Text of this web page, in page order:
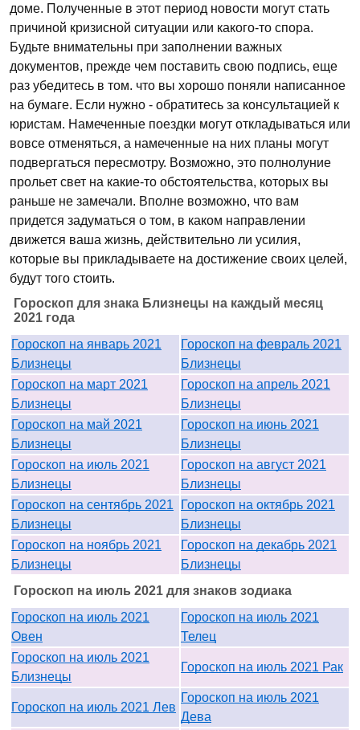
доме. Полученные в этот период новости могут стать
причиной кризисной ситуации или какого-то спора.
Будьте внимательны при заполнении важных
документов, прежде чем поставить свою подпись, еще
раз убедитесь в том. что вы хорошо поняли написанное
на бумаге. Если нужно - обратитесь за консультацией к
юристам. Намеченные поездки могут откладываться или
вовсе отменяться, а намеченные на них планы могут
подвергаться пересмотру. Возможно, это полнолуние
прольет свет на какие-то обстоятельства, которых вы
раньше не замечали. Вполне возможно, что вам
придется задуматься о том, в каком направлении
движется ваша жизнь, действительно ли усилия,
которые вы прикладываете на достижение своих целей,
будут того стоить.
Гороскоп для знака Близнецы на каждый месяц
2021 года
Гороскоп на январь 2021
Близнецы
Гороскоп на февраль 2021
Близнецы
Гороскоп на март 2021
Близнецы
Гороскоп на апрель 2021
Близнецы
Гороскоп на май 2021
Близнецы
Гороскоп на июнь 2021
Близнецы
Гороскоп на июль 2021
Близнецы
Гороскоп на август 2021
Близнецы
Гороскоп на сентябрь 2021
Близнецы
Гороскоп на октябрь 2021
Близнецы
Гороскоп на ноябрь 2021
Близнецы
Гороскоп на декабрь 2021
Близнецы
Гороскоп на июль 2021 для знаков зодиака
Гороскоп на июль 2021
Овен
Гороскоп на июль 2021
Телец
Гороскоп на июль 2021
Близнецы
Гороскоп на июль 2021 Рак
Гороскоп на июль 2021 Лев
Гороскоп на июль 2021
Дева